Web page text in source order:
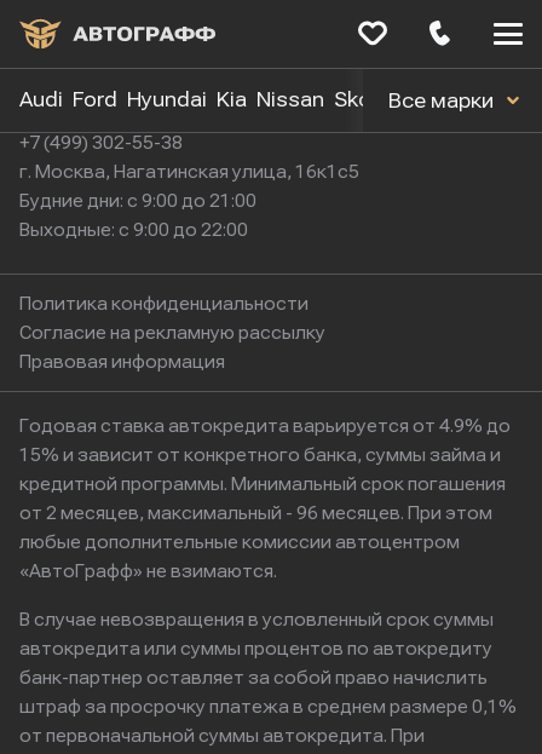
Audi Ford Hyundai Kia Nissan Skoda Toyota
Все марки
+7 (499) 302-55-38
г. Москва, Нагатинская улица, 16к1с5
Будние дни: с 9:00 до 21:00
Выходные: с 9:00 до 22:00
Политика конфиденциальности
Согласие на рекламную рассылку
Правовая информация
Годовая ставка автокредита варьируется от 4.9% до
15% и зависит от конкретного банка, суммы займа и
кредитной программы. Минимальный срок погашения
от 2 месяцев, максимальный - 96 месяцев. При этом
любые дополнительные комиссии автоцентром
«АвтоГрафф» не взимаются.
В случае невозвращения в условленный срок суммы
автокредита или суммы процентов по автокредиту
банк-партнер оставляет за собой право начислить
штраф за просрочку платежа в среднем размере 0,1%
от первоначальной суммы автокредита. При